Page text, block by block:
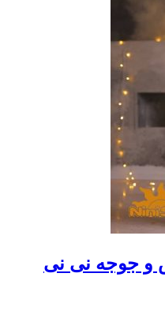
و جوجه نی نی